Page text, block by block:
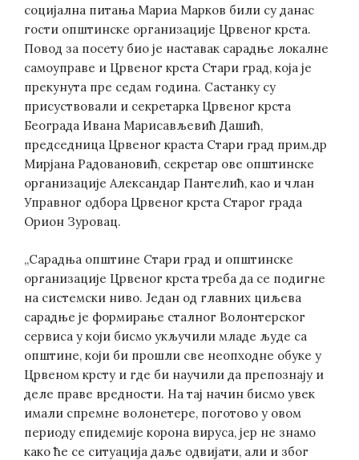
социјална питања Мариа Марков били су данас
гости општинске организације Црвеног крста.
Повод за посету био је наставак сарадње локалне
самоуправе и Црвеног крста Стари град, која је
прекунута пре седам година. Састанку су
присуствовали и секретарка Црвеног крста
Београда Ивана Марисављевић Дашић,
председница Црвеног краста Стари град прим.др
Мирјана Радовановић, секретар ове општинске
организације Александар Пантелић, као и члан
Управног одбора Црвеног крста Старог града
Орион Зуровац.
„Сарадња општине Стари град и општинске
организације Црвеног крста треба да се подигне
на системски ниво. Један од главних циљева
сарадње је формирање сталног Волонтерског
сервиса у који бисмо укључили младе људе са
општине, који би прошли све неопходне обуке у
Црвеном крсту и где би научили да препознају и
деле праве вредности. На тај начин бисмо увек
имали спремне волонетере, поготово у овом
периоду епидемије корона вируса, јер не знамо
како ће се ситуација даље одвијати, али и због